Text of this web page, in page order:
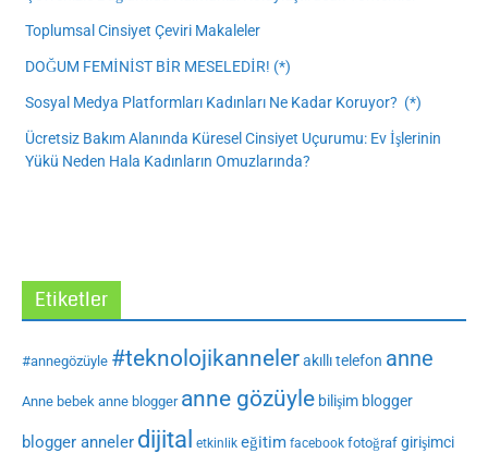
Toplumsal Cinsiyet Çeviri Makaleler
DOĞUM FEMİNİST BİR MESELEDİR! (*)
Sosyal Medya Platformları Kadınları Ne Kadar Koruyor? (*)
Ücretsiz Bakım Alanında Küresel Cinsiyet Uçurumu: Ev İşlerinin
Yükü Neden Hala Kadınların Omuzlarında?
Etiketler
#annegözüyle #teknolojikannelerakıllı telefon anne
Anne bebek anne blogger anne gözüyle bilişim blogger
blogger anneler dijital etkinlik eğitim facebook fotoğraf girişimci